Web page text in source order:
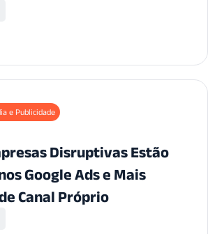
e Publicidade
Disruptivas Estão
Google Ads e Mais
Canal Próprio